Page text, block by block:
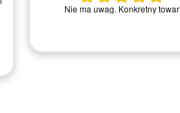
Nie ma uwag. Konkretny towar